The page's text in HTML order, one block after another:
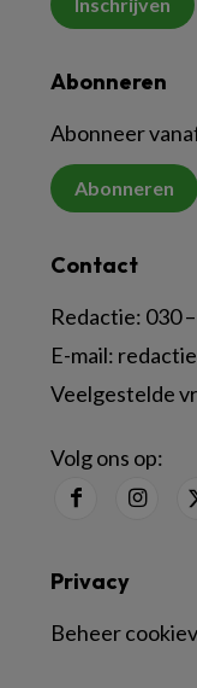
Abonneren
Abonneer
Abonneren
Contact
Redactie: 030
E-mail:
Veelgestelde
Volg ons op:
Privacy
Beheer